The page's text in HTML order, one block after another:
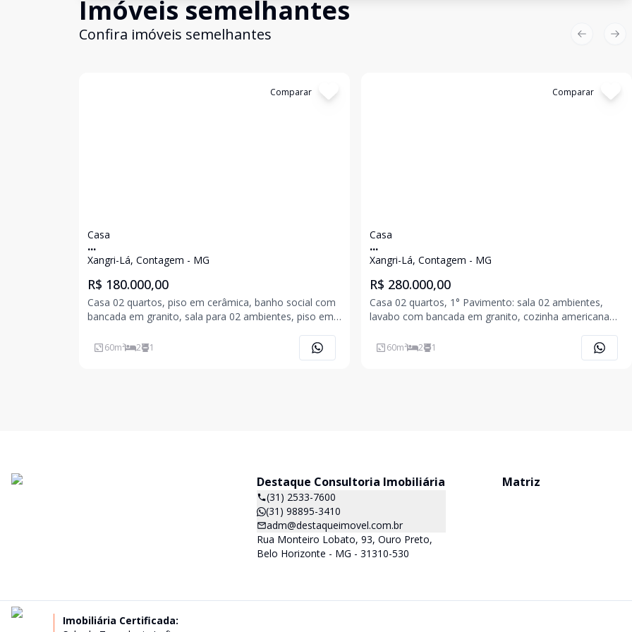
Imóveis semelhantes
Confira imóveis semelhantes
Comparar
Casa
...
Xangri-Lá, Contagem - MG
R$ 180.000,00
Casa 02 quartos, piso em cerâmica, banho social com
bancada em granito, sala para 02 ambientes, piso em
área privativa, área de serviço, 02 vagas de garagem.
60m² 2 1
Comparar
Casa
...
Xangri-Lá, Contagem - MG
R$ 280.000,00
Casa 02 quartos, 1° Pavimento: sala 02 ambientes,
lavabo com bancada em granito, cozinha americana
coberta, área de serviço, churrasqueira, bancada em
granito. 2° Pavimento: 02 quartos, banho social co
60m² 2 1
Previous
Destaque Consultoria Imobiliária
(31) 2533-7600
(31) 98895-3410
adm@destaqueimovel.com.br
Rua Monteiro Lobato, 93, Ouro Preto,
Belo Horizonte - MG - 31310-530
Matriz
Imobiliária Certificada: